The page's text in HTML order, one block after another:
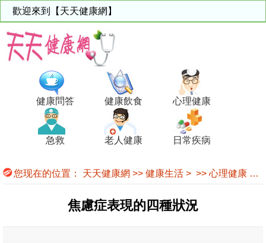
歡迎來到【天天健康網】
健康問答 健康飲食 心理健康
急救 老人健康 日常疾病
您现在的位置： 天天健康網 >> 健康生活 > >> 心理健康
焦慮症表現的四種狀況